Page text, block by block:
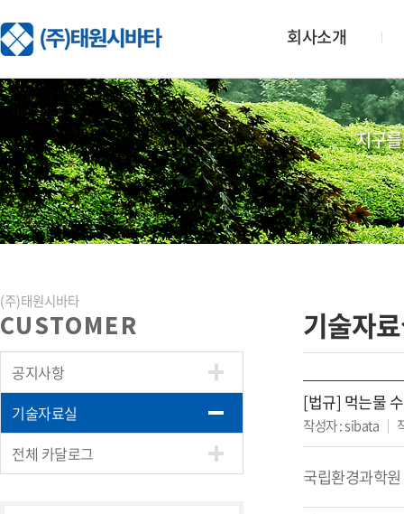
회사소개
지구
(주)태원시바타
CUSTOMER
공지사항
기술자료실
전체 카달로그
기술자
[법규] 먹는물
작성자 : sibata ｜
국립환경과학